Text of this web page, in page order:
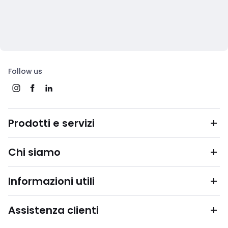
Follow us
Prodotti e servizi
Chi siamo
Informazioni utili
Assistenza clienti